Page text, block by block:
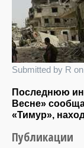
Submitted by R
Последнюю
Весне»
«Тимур»,
Публикации